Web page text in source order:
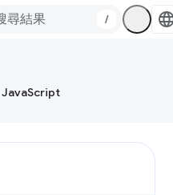
/
JavaScript